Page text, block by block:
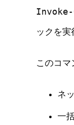
Invoke-
ックを実
このコマ
ネ
一